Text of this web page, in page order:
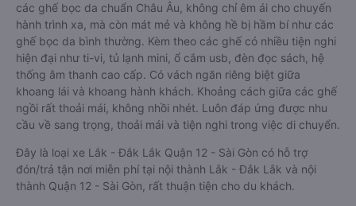
các ghế bọc da chuẩn Châu Âu, không chỉ êm ái cho chuyến
hành trình xa, mà còn mát mẻ và không hề bị hầm bí như các
ghế bọc da bình thường. Kèm theo các ghế có nhiều tiện nghi
hiện đại như ti-vi, tủ lạnh mini, ổ cắm usb, đèn đọc sách, hệ
thống âm thanh cao cấp. Có vách ngăn riêng biệt giữa
khoang lái và khoang hành khách. Khoảng cách giữa các ghế
ngồi rất thoải mái, không nhồi nhét. Luôn đáp ứng được nhu
cầu về sang trọng, thoải mái và tiện nghi trong việc di chuyển.
Đây là loại xe Lắk - Đắk Lắk Quận 12 - Sài Gòn có hỗ trợ
đón/trả tận nơi miễn phí tại nội thành Lắk - Đắk Lắk và nội
thành Quận 12 - Sài Gòn, rất thuận tiện cho du khách.